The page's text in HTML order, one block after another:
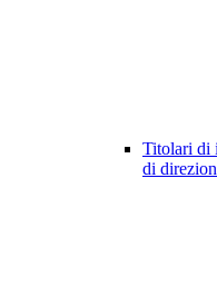
Titolari di
di